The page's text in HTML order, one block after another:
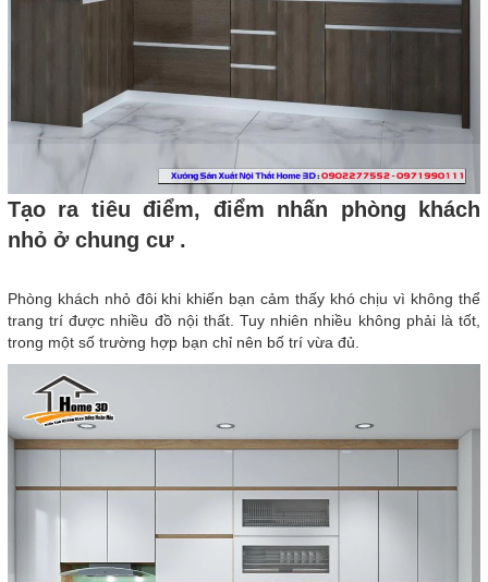
Tạo ra tiêu điểm, điểm nhấn phòng khách
nhỏ ở chung cư .
Phòng khách nhỏ đôi khi khiến bạn cảm thấy khó chịu vì không thể
trang trí được nhiều đồ nội thất. Tuy nhiên nhiều không phải là tốt,
trong một số trường hợp bạn chỉ nên bố trí vừa đủ.